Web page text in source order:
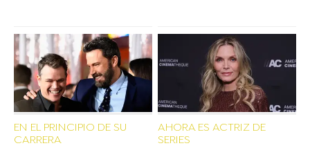
EN EL PRINCIPIO DE SU
CARRERA
AHORA ES ACTRIZ DE
SERIES